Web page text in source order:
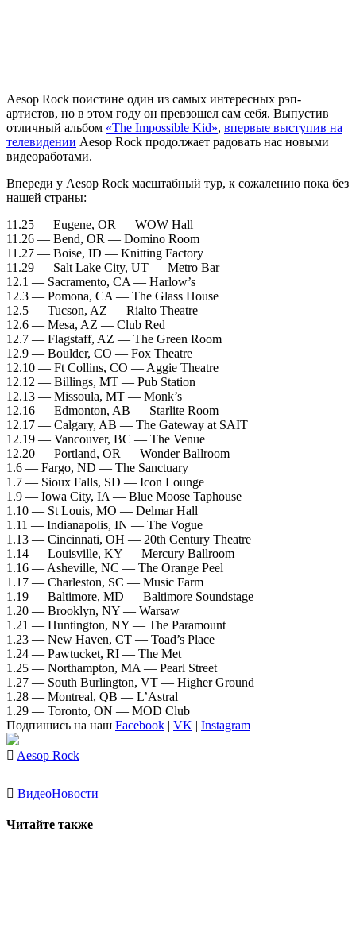
Aesop Rock поистине один из самых интересных рэп-
артистов, но в этом году он превзошел сам себя. Выпустив
отличный альбом «The Impossible Kid», впервые выступив на
телевидении Aesop Rock продолжает радовать нас новыми
видеоработами.
Впереди у Aesop Rock масштабный тур, к сожалению пока без
нашей страны:
11.25 — Eugene, OR — WOW Hall
11.26 — Bend, OR — Domino Room
11.27 — Boise, ID — Knitting Factory
11.29 — Salt Lake City, UT — Metro Bar
12.1 — Sacramento, CA — Harlow’s
12.3 — Pomona, CA — The Glass House
12.5 — Tucson, AZ — Rialto Theatre
12.6 — Mesa, AZ — Club Red
12.7 — Flagstaff, AZ — The Green Room
12.9 — Boulder, CO — Fox Theatre
12.10 — Ft Collins, CO — Aggie Theatre
12.12 — Billings, MT — Pub Station
12.13 — Missoula, MT — Monk’s
12.16 — Edmonton, AB — Starlite Room
12.17 — Calgary, AB — The Gateway at SAIT
12.19 — Vancouver, BC — The Venue
12.20 — Portland, OR — Wonder Ballroom
1.6 — Fargo, ND — The Sanctuary
1.7 — Sioux Falls, SD — Icon Lounge
1.9 — Iowa City, IA — Blue Moose Taphouse
1.10 — St Louis, MO — Delmar Hall
1.11 — Indianapolis, IN — The Vogue
1.13 — Cincinnati, OH — 20th Century Theatre
1.14 — Louisville, KY — Mercury Ballroom
1.16 — Asheville, NC — The Orange Peel
1.17 — Charleston, SC — Music Farm
1.19 — Baltimore, MD — Baltimore Soundstage
1.20 — Brooklyn, NY — Warsaw
1.21 — Huntington, NY — The Paramount
1.23 — New Haven, CT — Toad’s Place
1.24 — Pawtucket, RI — The Met
1.25 — Northampton, MA — Pearl Street
1.27 — South Burlington, VT — Higher Ground
1.28 — Montreal, QB — L’Astral
1.29 — Toronto, ON — MOD Club
Подпишись на наш Facebook | VK | Instagram
Aesop Rock
ВидеоНовости
Читайте также